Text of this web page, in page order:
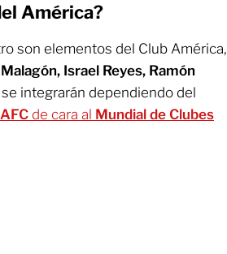
América?
son elementos del Club América,
Israel Reyes, Ramón
integrarán dependiendo del
de cara al Mundial de Clubes